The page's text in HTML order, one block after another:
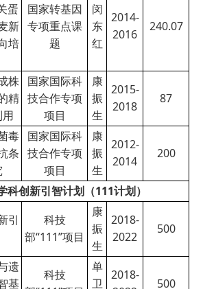
蛋
新
培
国家转基因
专项重点课
题
闵
东
红
2014-
2016
240.07
株
精
国家国际科
技合作专项
项目
康
振
生
2015-
2018
87
毒
条
国家国际科
技合作专项
项目
康
振
生
2012-
2014
200
科创新引智计划（111计划）
引
科技
部“111”项目
康
振
生
2018-
2022
500
遗
基
科技
单
卫
2018-
500